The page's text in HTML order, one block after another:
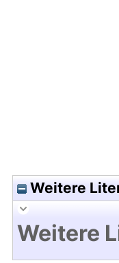
Weitere
Weitere